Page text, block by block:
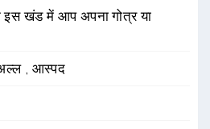
इस खंड में आप अपना गोत्र या
, आस्पद